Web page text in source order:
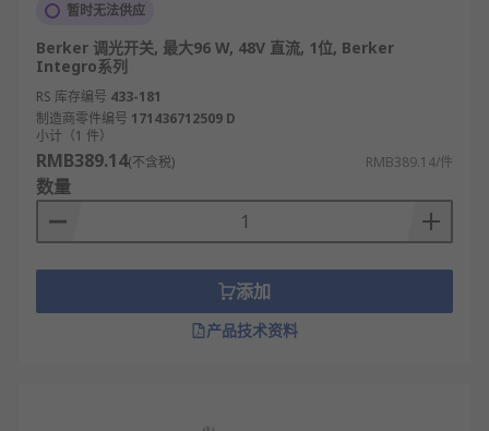
暂时无法供应
Berker 调光开关, 最大96 W, 48V 直流, 1位, Berker
Integro系列
RS 库存编号 433-181
制造商零件编号 171436712509 D
小计（1 件）
RMB389.14(不含税) RMB389.14/件
数量
添加
产品技术资料